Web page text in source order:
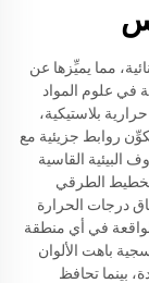
مما يميِّزها عن
في علوم المواد
بلاستيكية،
روابط جزيئية مع
البيئية القاسية
الطرقي
درجات الحرارة
الواقعة في أي منطقة
باهت الألوان
بينما تحافظ